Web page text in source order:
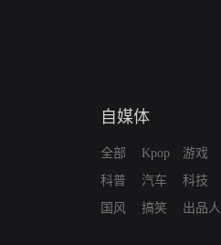
自媒体
全部
科普
国风
Kpop
汽车
搞笑
游戏
科技
出品人